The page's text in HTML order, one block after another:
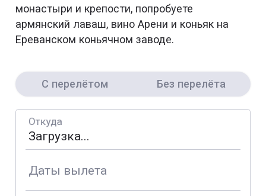
монастыри и крепости, попробуете
армянский лаваш, вино Арени и коньяк на
Ереванском коньячном заводе.
С перелётом Без перелёта
Откуда
Даты вылета